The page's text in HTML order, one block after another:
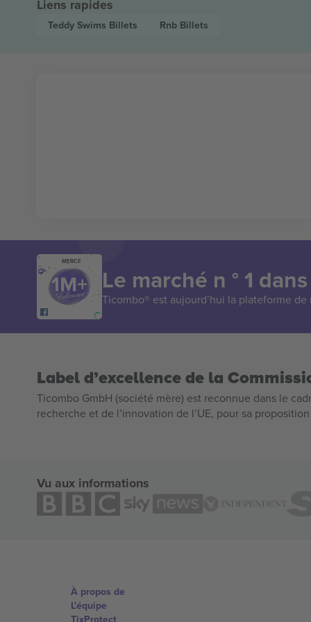
Liens rapides
Teddy Swims Billets Rnb Billets
MERCI!
Le marché n ° 1
Ticombo® est aujourd’hui la plateforme
Label d’excellence de la
Ticombo GmbH (société mère) est reconnue dans le
recherche et de l’innovation de l’UE, pour sa
Vu aux informations
À propos de
L'équipe
TixProtect